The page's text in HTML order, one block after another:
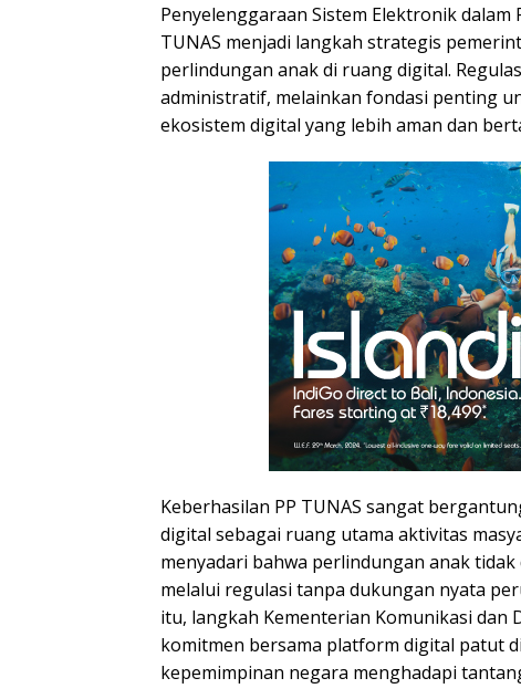
Penyelenggaraan Sistem Elektronik dalam
TUNAS menjadi langkah strategis
perlindungan anak di ruang digital.
administratif, melainkan fondasi penting
ekosistem digital yang lebih aman dan
Keberhasilan PP TUNAS sangat
digital sebagai ruang utama aktivitas
menyadari bahwa perlindungan anak
melalui regulasi tanpa dukungan nyata
itu, langkah Kementerian Komunikasi dan
komitmen bersama platform digital patut
kepemimpinan negara menghadapi